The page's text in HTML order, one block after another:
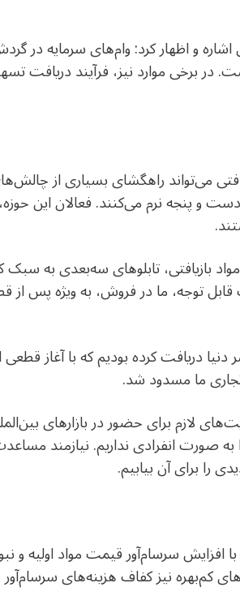
و اظهار کرد: وام‌های سرمایه در
در برخی موارد نیز، فرآیند دریافت
می‌تواند راهگشای بسیاری از
و پنجه نرم می‌کنند. فعالان این
بازیافتی، تابلوهای سه‌بعدی به سبک
توجه، ما در فروش، به ویژه پس از
دریافت کرده بودیم که با آغاز قطعی
ما مسدود شد.
لازم برای حضور در بازارهای
به صورت انفرادی نداریم. نیازمند
را برای آن بیابیم.
سرسام‌آور قیمت مواد اولیه و
کم‌بهره نیز کفاف هزینه‌های